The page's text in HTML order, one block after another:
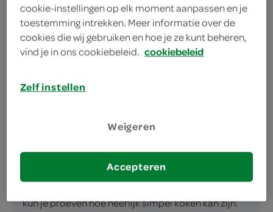
omschrijving
Krieltjes: de smaakvolle blikvanger van jouw
zich om jouw maaltijd te upgraden. Afkomstig uit
gemakkelijk te bereiden is. Een zak van 500 gram
biedt genoeg voor een paar heerlijke maaltijden. De
krieltjes zijn het lekkerst wanneer je ze bakt in de
koekenpan. Binnen korte tijd sieren ze jouw bord en
kun je proeven hoe heerlijk simpel koken kan zijn.
cookie-instellingen op elk moment aanpassen en je
toestemming intrekken. Meer informatie over de
cookies die wij gebruiken en hoe je ze kunt beheren,
vind je in ons cookiebeleid. cookiebeleid
Zelf instellen
Weigeren
Accepteren